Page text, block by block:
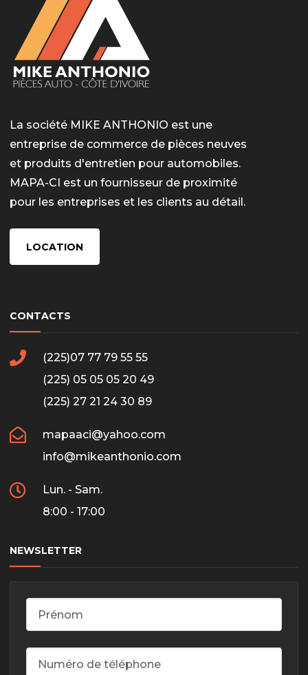
La société MIKE ANTHONIO est une
entreprise de commerce de pièces neuves
et produits d'entretien pour automobiles.
MAPA-CI est un fournisseur de proximité
pour les entreprises et les clients au détail.
LOCATION
CONTACTS
(225)07 77 79 55 55
(225) 05 05 05 20 49
(225) 27 21 24 30 89
mapaaci@yahoo.com
info@mikeanthonio.com
Lun. - Sam.
8:00 - 17:00
NEWSLETTER